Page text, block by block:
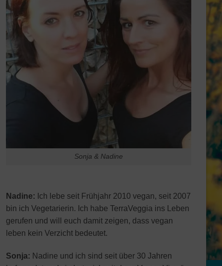
Sonja & Nadine
Nadine: Ich lebe seit Frühjahr 2010 vegan, seit 2007
bin ich Vegetarierin. Ich habe TerraVeggia ins Leben
gerufen und will euch damit zeigen, dass vegan
leben kein Verzicht bedeutet.
Sonja: Nadine und ich sind seit über 30 Jahren